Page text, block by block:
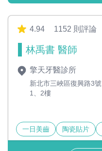
4.94 1152 則評論
林禹書 醫師
擎天牙醫診所
新北市三峽區復興路3號
1、2樓
一日美齒 陶瓷貼片